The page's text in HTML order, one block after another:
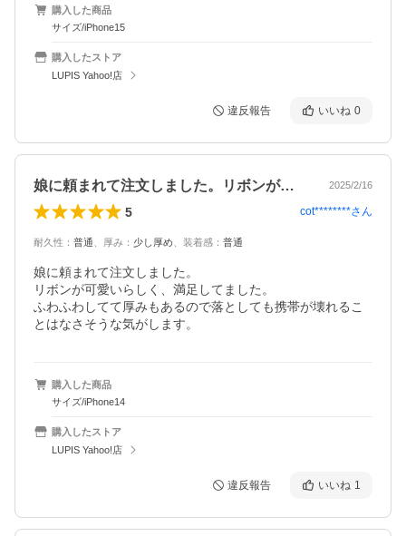
購入した商品
サイズ/iPhone15
購入したストア
LUPIS Yahoo!店
違反報告 いいね 0
娘に頼まれて注文しました。リボンが可愛… 2025/2/16
5 cot********さん
耐久性 ： 普通 厚み ： 少し厚め 装着感 ： 普通
娘に頼まれて注文しました。
リボンが可愛いらしく、満足してました。
ふわふわしてて厚みもあるので落としても携帯が壊れるこ
購入した商品
サイズ/iPhone14
購入したストア
LUPIS Yahoo!店
違反報告 いいね 1